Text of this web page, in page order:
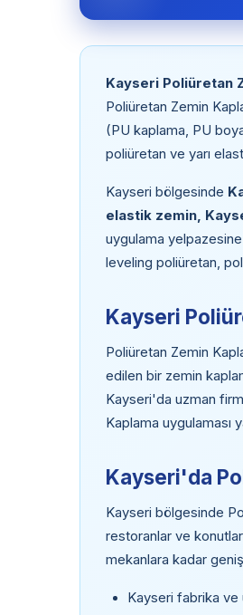
Kayseri Poliüretan
Poliüretan Zemin
(PU kaplama, PU
poliüretan ve yarı
Kayseri bölgesinde
elastik zemin,
uygulama
leveling poliüretan,
Kayseri
Poliüretan Zemin
edilen bir zemin
Kayseri'da uzman
Kaplama uygulaması
Kayseri'da
Kayseri bölgesinde
restoranlar ve
mekanlara kadar geniş
Kayseri fabrika